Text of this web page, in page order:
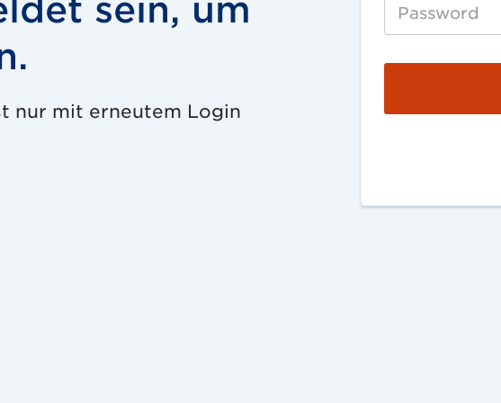
nur mit erneutem Login